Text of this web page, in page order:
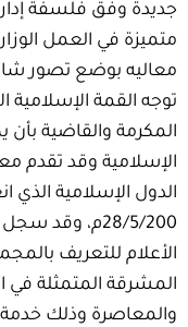
جديدة وفق فلسفة
متميزة في العمل
معاليه بوضع تصور
توجه القمة الإسلامية
المكرمة والقاضية بأن
الإسلامية وقد تقدم
28/5/200م،
الأعلام للتعريف
المشرقة المتمثلة في
والمعاصرة وذلك خدمة